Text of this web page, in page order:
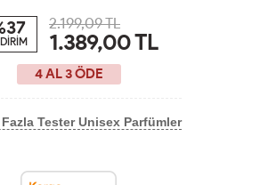
2.199,09 TL
1.389,00TL
4 AL 3 ÖDE
Fazla Tester Unisex Parfümler